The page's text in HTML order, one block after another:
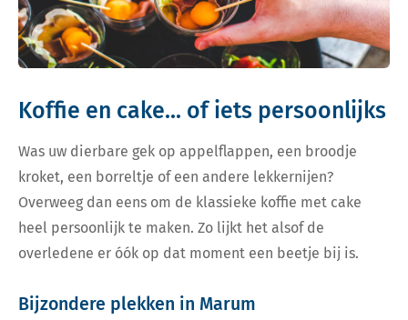
Koffie en cake... of iets persoonlijks
Was uw dierbare gek op appelflappen, een broodje
kroket, een borreltje of een andere lekkernijen?
Overweeg dan eens om de klassieke koffie met cake
heel persoonlijk te maken. Zo lijkt het alsof de
overledene er óók op dat moment een beetje bij is.
Bijzondere plekken in Marum